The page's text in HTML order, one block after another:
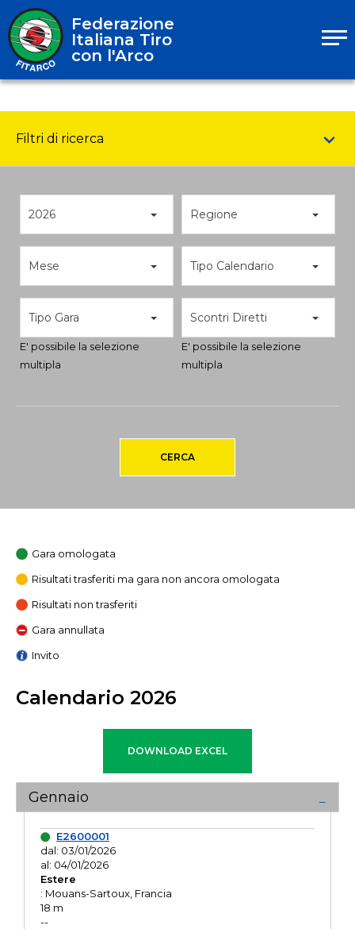
Federazione
Italiana Tiro
con l'Arco
Filtri di ricerca
2026 Regione
Mese Tipo Calendario
Tipo Gara
E' possibile la selezione
multipla
Scontri Diretti
E' possibile la selezione
multipla
CERCA
Gara omologata
Risultati trasferiti ma gara non ancora omologata
Risultati non trasferiti
Gara annullata
Invito
Calendario 2026
Gennaio
E2600001
dal: 03/01/2026
al: 04/01/2026
Estere
: Mouans-Sartoux, Francia
18 m
--